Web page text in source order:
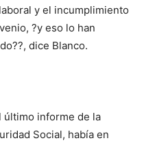
y el incumplimiento
?y eso lo han
dice Blanco.
último informe de la
Social, había en